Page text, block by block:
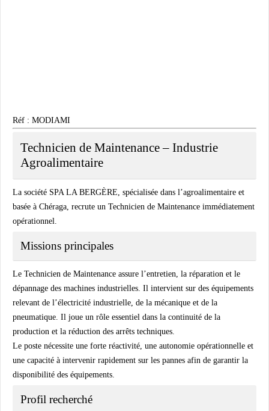
Réf : MODIAMI
Technicien de Maintenance – Industrie
Agroalimentaire
La société SPA LA BERGÈRE, spécialisée dans l’agroalimentaire et
basée à Chéraga, recrute un Technicien de Maintenance immédiatement
opérationnel.
Missions principales
Le Technicien de Maintenance assure l’entretien, la réparation et le
dépannage des machines industrielles. Il intervient sur des équipements
relevant de l’électricité industrielle, de la mécanique et de la
pneumatique. Il joue un rôle essentiel dans la continuité de la
production et la réduction des arrêts techniques.
Le poste nécessite une forte réactivité, une autonomie opérationnelle et
une capacité à intervenir rapidement sur les pannes afin de garantir la
disponibilité des équipements.
Profil recherché